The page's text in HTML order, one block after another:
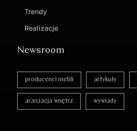
Trendy
Realizacje
Newsroom
producenci mebli artykuły
aranżacja wnętrz wywiady